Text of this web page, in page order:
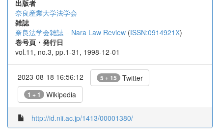
出版者
奈良産業大学法学会
雑誌
奈良法学会雑誌 = Nara Law Review (ISSN:0914921X)
巻号頁・発行日
vol.11, no.3, pp.1-31, 1998-12-01
2023-08-18 16:56:12 5 + 15 Twitter
1 + 1 Wikipedia
http://id.nii.ac.jp/1413/00001380/